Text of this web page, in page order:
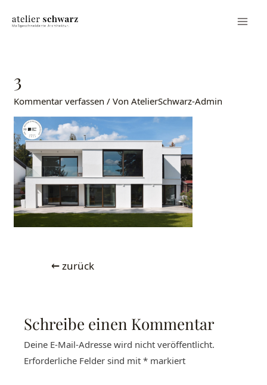
3
Kommentar verfassen / VonAtelierSchwarz-Admin
←zurück
Schreibe einen Kommentar
Deine E-Mail-Adresse wird nicht veröffentlicht.
Erforderliche Felder sind mit* markiert